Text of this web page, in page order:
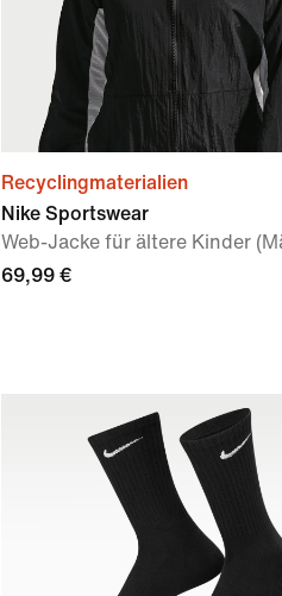
Recyclingmaterialien
Nike Sportswear
Web-Jacke für ältere Kinder
69,99 €